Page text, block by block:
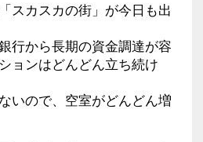
スカスカの街」が今日も出
行から長期の資金調達が容
ョンはどんどん立ち続け
いので、空室がどんどん増